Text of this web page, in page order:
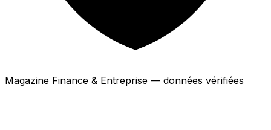
Magazine Finance & Entreprise — données vérifiées